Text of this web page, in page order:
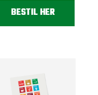
BESTIL HER